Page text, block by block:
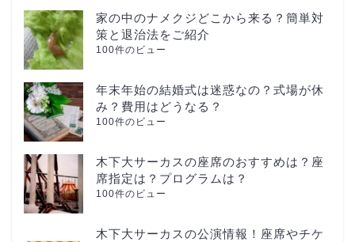
家の中のナメクジどこから来る？簡単対
策と退治法をご紹介
100件のビュー
年末年始の結婚式は迷惑なの？式場が休
み？費用はどうなる？
100件のビュー
木下大サーカスの座席のおすすめは？座
席指定は？プログラムは？
100件のビュー
木下大サーカスの公演情報！座席やチケ